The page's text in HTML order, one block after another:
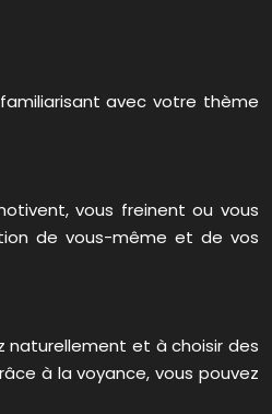
avec votre thème
vous freinent ou vous
de vous-même et de vos
naturellement et à choisir des
à la voyance, vous pouvez